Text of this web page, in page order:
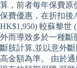
算，前者每年保費原
保費優惠，在折扣後
HK$1,950) 較蘇黎世
外而導致多於一種斷
斷肢計算,並以意外
高金額為準。 由於